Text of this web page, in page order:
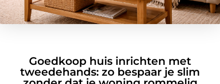
Goedkoop huis inrichten met
tweedehands: zo bespaar je slim